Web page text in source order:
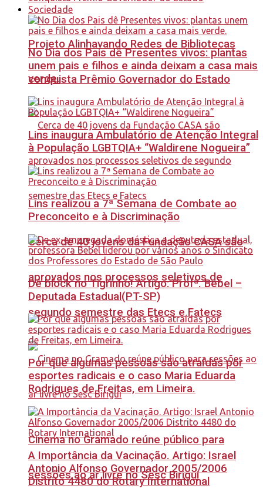
Projeto Alinhavando Redes de Bibliotecas
conquista Prêmio Governador do Estado
Cerca de 40 jovens da Fundação CASA são
aprovados nos processos seletivos de
segundo semestre das Etecs e Fatecs
Cinema no Gramado reúne público para
sessões ao ar livre no Sesc Birigui
Sociedade
No Dia dos Pais dê Presentes vivos: plantas
unem pais e filhos e ainda deixam a casa mais
verde.
Lins inaugura Ambulatório de Atenção Integral
à População LGBTQIA+ “Waldirene Nogueira”
Lins realizou a 7ª Semana de Combate ao
Preconceito e à Discriminação
Dê block no Tigrinho! Artigo: Profª. Bebel –
Deputada Estadual(PT-SP)
Por que algumas pessoas são atraídas por
esportes radicais e o caso Maria Eduarda
Rodrigues de Freitas, em Limeira.
A Importância da Vacinação. Artigo: Israel
Antonio Alfonso Governador 2005/2006
Distrito 4480 do Rotary International